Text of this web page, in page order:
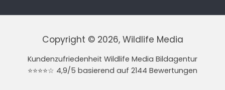
Copyright © 2026, Wildlife Media
Kundenzufriedenheit Wildlife Media Bildagentur
⭐⭐⭐⭐☆ 4,9/5 basierend auf 2144 Bewertungen